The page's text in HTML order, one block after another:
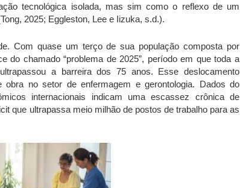
tecnológica isolada, mas sim como o reflexo de um
2025; Eggleston, Lee e Iizuka, s.d.).
Com quase um terço de sua população composta por
do chamado “problema de 2025”, período em que toda a
a barreira dos 75 anos. Esse deslocamento
no setor de enfermagem e gerontologia. Dados do
internacionais indicam uma escassez crônica de
que ultrapassa meio milhão de postos de trabalho para as